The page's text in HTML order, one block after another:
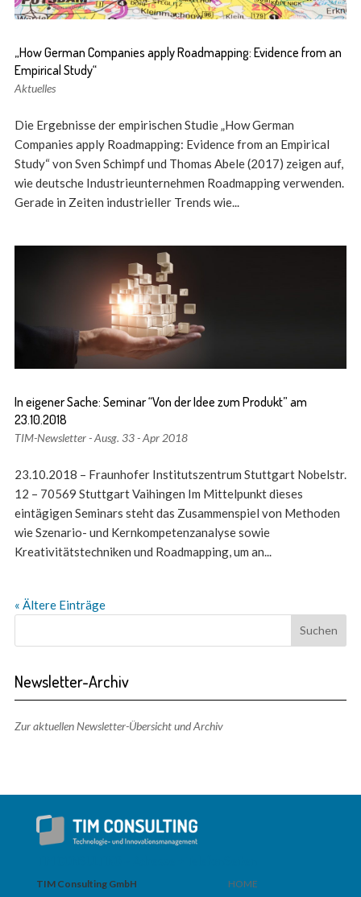
„How German Companies apply Roadmapping: Evidence from an
Empirical Study“
Aktuelles
Die Ergebnisse der empirischen Studie „How German
Companies apply Roadmapping: Evidence from an Empirical
Study“ von Sven Schimpf und Thomas Abele (2017) zeigen auf,
wie deutsche Industrieunternehmen Roadmapping verwenden.
Gerade in Zeiten industrieller Trends wie...
In eigener Sache: Seminar “Von der Idee zum Produkt” am
23.10.2018
TIM-Newsletter - Ausg. 33 - Apr 2018
23.10.2018 – Fraunhofer Institutszentrum Stuttgart Nobelstr.
12 – 70569 Stuttgart Vaihingen Im Mittelpunkt dieses
eintägigen Seminars steht das Zusammenspiel von Methoden
wie Szenario- und Kernkompetenz­analyse sowie
Kreativitätstechniken und Roadmapping, um an...
« Ältere Einträge
Newsletter-Archiv
Zur aktuellen Newsletter-Übersicht und Archiv
TIM Consulting GmbH HOME